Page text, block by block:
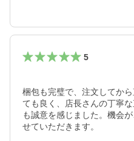
5
梱包も完璧で、注文してか
ても良く、店長さんの丁寧
も誠意を感じました。機会
せていただきます。